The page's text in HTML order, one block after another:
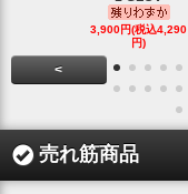
3,900円(税込4,290
円)
<
売れ筋商品